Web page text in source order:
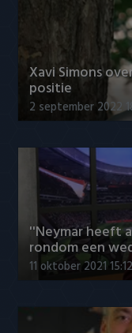
Heracles Almelo
NAC Breda
PEC Zwolle
Roda JC
SC Heerenveen
Sparta
Vitesse
VVV Venlo
Conference
Xavi Simons
positie
2 september 2022
''Neymar heeft
rondom een
11 oktober 2021 15:12